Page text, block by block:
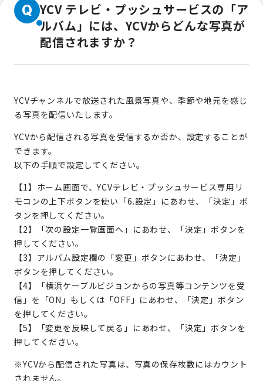
Q YCV テレビ・プッシュサービスの「ア
ルバム」には、YCVからどんな写真が
配信されますか？
YCVチャンネルで放送された風景写真や、季節や地元を感じ
る写真を配信いたします。
YCVから配信される写真を受信するか否か、設定することが
できます。
以下の手順で設定してください。
【1】ホーム画面で、YCVテレビ・プッシュサービス専用リ
モコンの上下ボタンを使い「6.設定」にあわせ、「決定」ボ
タンを押してください。
【2】「次の設定一覧画面へ」にあわせ、「決定」ボタンを
押してください。
【3】アルバム設定欄の「変更」ボタンにあわせ、「決定」
ボタンを押してください。
【4】「横浜ケーブルビジョンからの写真等コンテンツを受
信」を「ON」もしくは「OFF」にあわせ、「決定」ボタン
を押してください。
【5】「変更を反映して戻る」にあわせ、「決定」ボタンを
押してください。
※YCVから配信された写真は、写真の保存枚数にはカウント
されません。